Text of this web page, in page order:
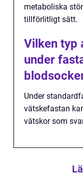
metaboliska
tillförlitligt sätt.
Vilken typ
under
Under
vätskefastan
vätskor som